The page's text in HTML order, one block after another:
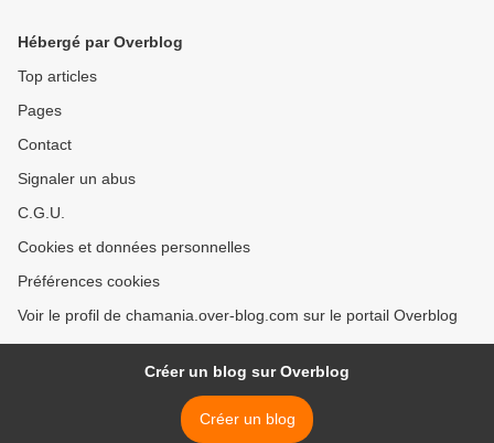
Hébergé par Overblog
Top articles
Pages
Contact
Signaler un abus
C.G.U.
Cookies et données personnelles
Préférences cookies
Voir le profil de chamania.over-blog.com sur le portail Overblog
Créer un blog sur Overblog
Créer un blog